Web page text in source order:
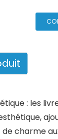
: les
charme